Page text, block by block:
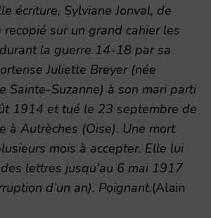
écriture, Sylviane Jonval, de
sur un grand cahier les
la guerre 14-18 par sa
Juliette Breyer (née
Sainte-Suzanne) à son mari parti
1914 et tué le 23 septembre de
à Autrèches (Oise). Une mort
mois à accepter. Elle lui
lettres jusqu’au 6 mai 1917
d’un an). Poignant.(Alain